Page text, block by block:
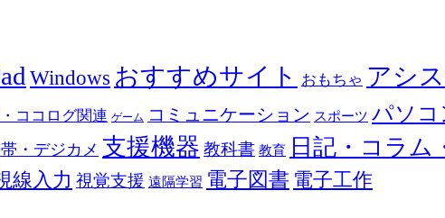
Windows おすすめサイト おもちゃ アシ
ココログ関連 ゲーム コミュニケーション スポーツ パソコ
・デジカメ 支援機器 教科書 教育 日記・コラム
線入力 視覚支援 遠隔学習 電子図書 電子工作